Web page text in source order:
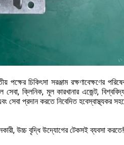
চিকিৎসা সরঞ্জাম রক্ষণাবেক্ষণের
সেবা, ক্লিনিক, মূল কারখানার এজেন্ট,
সেবা প্রদান করতে নিবেদিত হবেস্বাস্থ্যকর
উচ্চ বৃদ্ধি উদ্যোগের টেকসই ব্যবসা করতে!